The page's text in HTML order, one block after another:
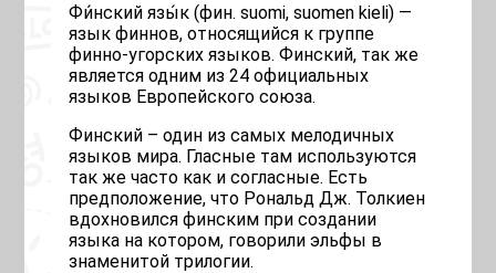
Фи́нский язы́к (фин. suomi, suomen kieli) —
язык финнов, относящийся к группе
финно-угорских языков. Финский, так же
является одним из 24 официальных
языков Европейского союза.
Финский – один из самых мелодичных
языков мира. Гласные там используются
так же часто как и согласные. Есть
предположение, что Рональд Дж. Толкиен
вдохновился финским при создании
языка на котором, говорили эльфы в
знаменитой трилогии.